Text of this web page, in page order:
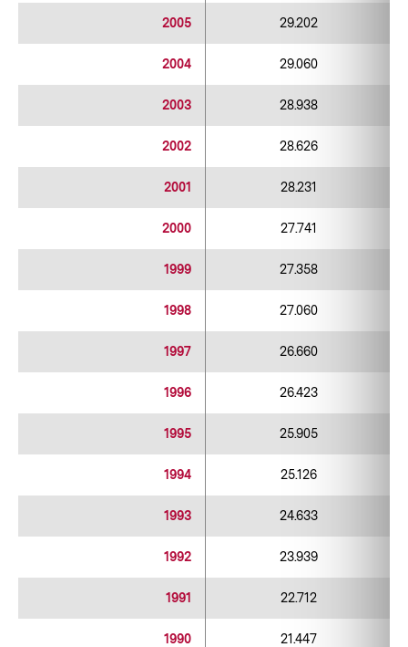
2005 29.202
2004 29.060
2003 28.938
2002 28.626
2001 28.231
2000 27.741
1999 27.358
1998 27.060
1997 26.660
1996 26.423
1995 25.905
1994 25.126
1993 24.633
1992 23.939
1991 22.712
1990 21.447